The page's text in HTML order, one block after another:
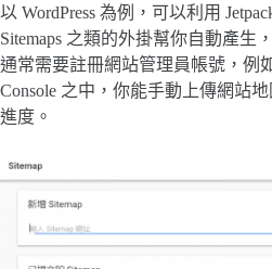
以 WordPress 為例，可以利用
Sitemaps 之類的外掛幫你自動產生
通常需要註冊網站管理員帳號，例
Console 之中，你能手動上傳網站地
進度。